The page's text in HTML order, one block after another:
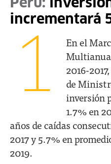
Perú:
incrementará
1
En el
2016-
de
inversión
1.7% en
años de caídas
2017 y 5.7% en
2019.